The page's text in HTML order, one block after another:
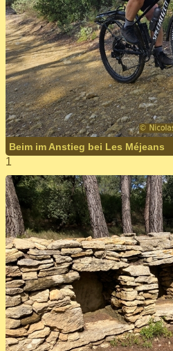
Beim im Anstieg bei Les Méjeans
1